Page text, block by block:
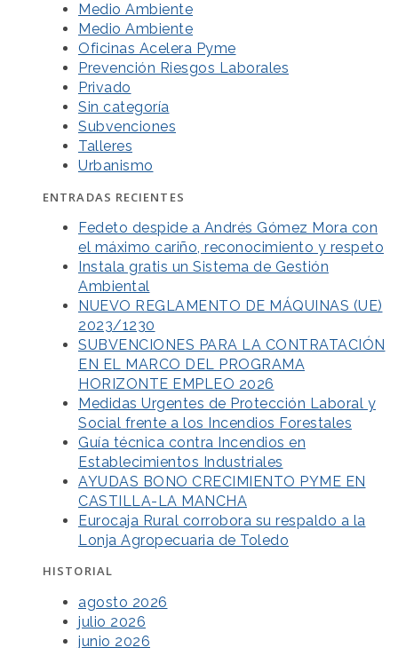
Medio Ambiente
Medio Ambiente
Oficinas Acelera Pyme
Prevención Riesgos Laborales
Privado
Sin categoría
Subvenciones
Talleres
Urbanismo
ENTRADAS RECIENTES
Fedeto despide a Andrés Gómez Mora con
el máximo cariño, reconocimiento y respeto
Instala gratis un Sistema de Gestión
Ambiental
NUEVO REGLAMENTO DE MÁQUINAS (UE)
2023/1230
SUBVENCIONES PARA LA CONTRATACIÓN
EN EL MARCO DEL PROGRAMA
HORIZONTE EMPLEO 2026
Medidas Urgentes de Protección Laboral y
Social frente a los Incendios Forestales
Guía técnica contra Incendios en
Establecimientos Industriales
AYUDAS BONO CRECIMIENTO PYME EN
CASTILLA-LA MANCHA
Eurocaja Rural corrobora su respaldo a la
Lonja Agropecuaria de Toledo
HISTORIAL
agosto 2026
julio 2026
junio 2026